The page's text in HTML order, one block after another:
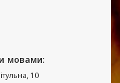
мовами:
10